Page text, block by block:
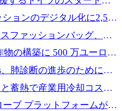
ルを調達、シリコンバレ
ンを選んだと語る
ョンのデジタル化に2,500
ファッションバッグ、繊
7桁の資金調達
物の構築に 500 万ユーロを
、肺診断の進歩のために
蓄熱で産業用冷却コスト
万ドルを調達
ブ プラットフォームが